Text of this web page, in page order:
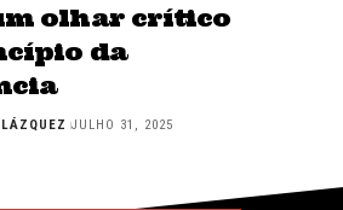
olhar crítico
da
JULHO 31, 2025